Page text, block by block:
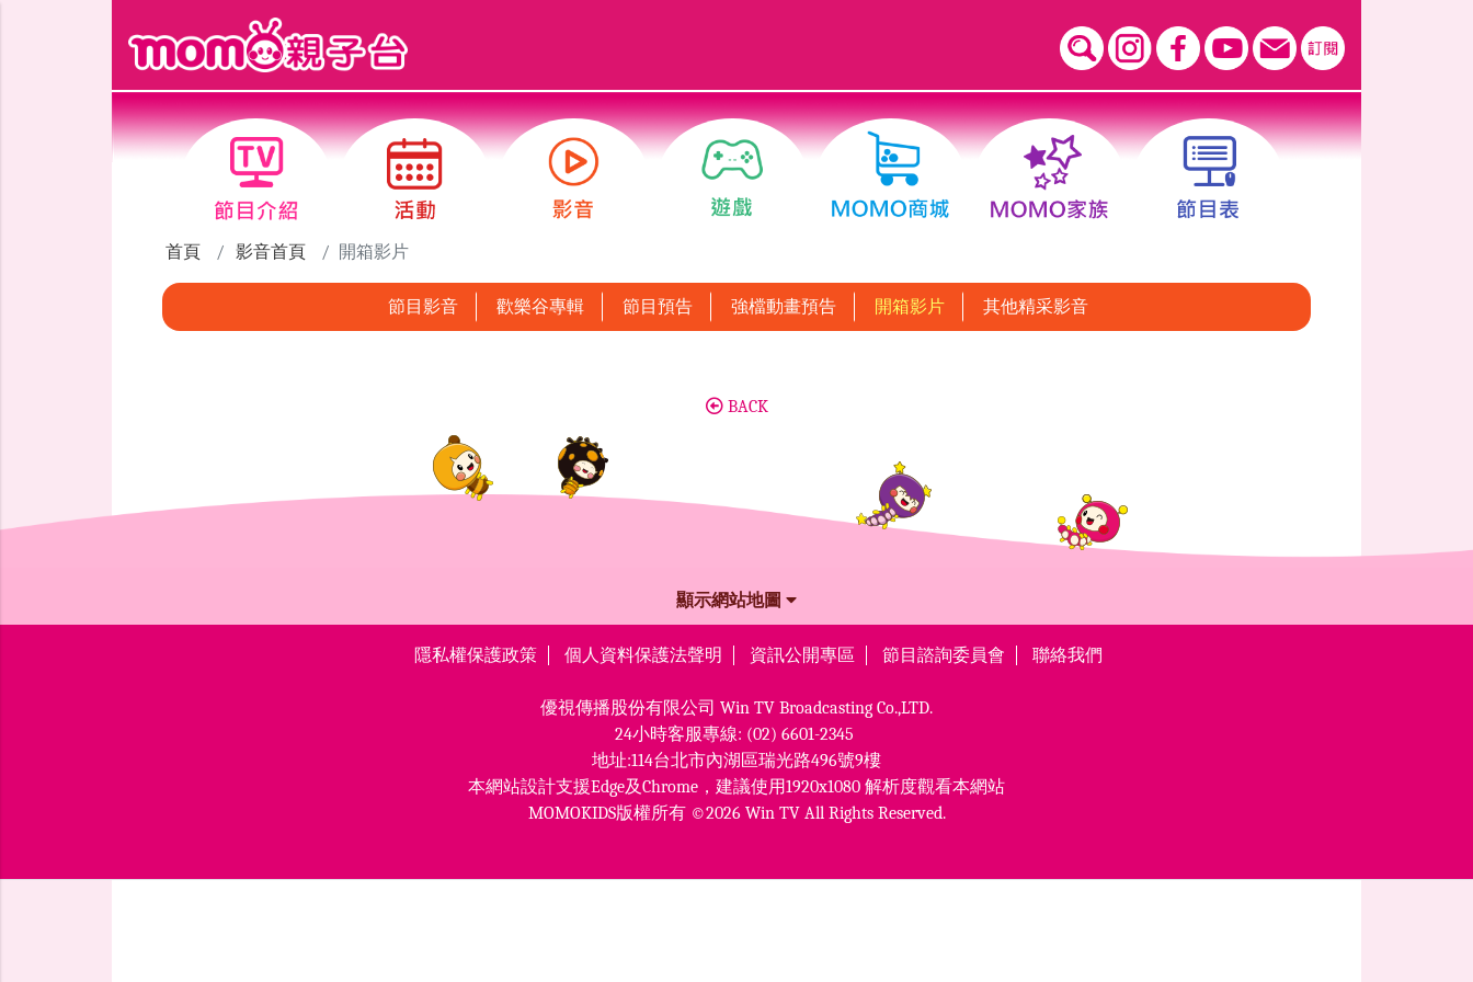
首頁 影音首頁 開箱影片
節目影音 歡樂谷專輯 節目預告 強檔動畫預告 開箱影片 其他精采影音
BACK
顯示網站地圖
隱私權保護政策 個人資料保護法聲明 資訊公開專區 節目諮詢委員會 聯絡我們
優視傳播股份有限公司 Win TV Broadcasting Co.,LTD.
24小時客服專線: (02) 6601-2345
地址:114台北市內湖區瑞光路496號9樓
本網站設計支援Edge及Chrome， 建議使用1920x1080 解析度觀看本網站
MOMOKIDS版權所有 ©2026 Win TV All Rights Reserved.